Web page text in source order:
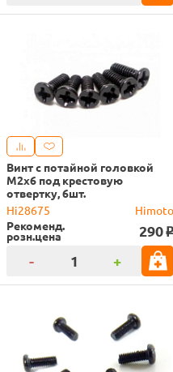
Винт с потайной головкой
M2x6 под крестовую
отвертку, 6шт.
Hi28675
Himoto
Рекоменд.
розн.цена 290 o
- +